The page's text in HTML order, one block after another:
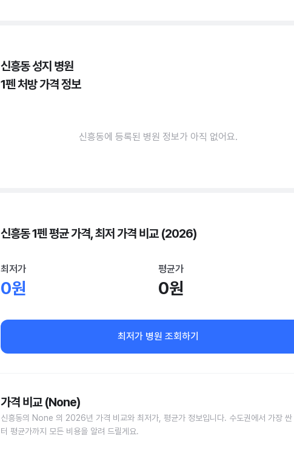
신흥동 성지 병원
1펜 처방 가격 정보
신흥동에 등록된 병원 정보가 아직 없어요.
신흥동 1펜 평균 가격, 최저 가격 비교 (2026)
최저가
0원
평균가
0원
최저가 병원 조회하기
가격 비교 (None)
신흥동의 None 의 2026년 가격 비교와 최저가, 평균가 정보입니다. 수도권에서 가장 싼
터 평균가까지 모든 비용을 알려 드릴게요.